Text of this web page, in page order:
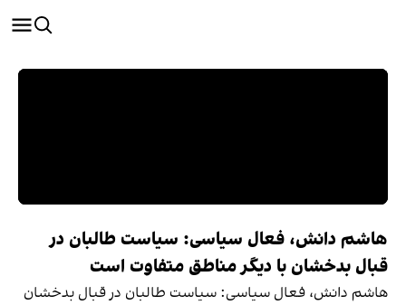
هاشم دانش، فعال سیاسی: سیاست طالبان در
قبال بدخشان با دیگر مناطق متفاوت است
هاشم دانش، فعال سیاسی: سیاست طالبان در قبال بدخشان